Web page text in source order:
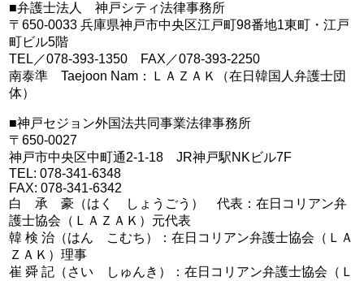
■弁護士法人 神戸シティ法律事務所
〒650-0033 兵庫県神戸市中央区江戸町98番地1東町・江戸
町ビル5階
TEL／078-393-1350 FAX／078-393-2250
南泰準 Taejoon Nam：ＬＡＺＡＫ（在日韓国人弁護士団
体）
■神戸セジョン外国法共同事業法律事務所
〒650-0027
神戸市中央区中町通2-1-18 JR神戸駅NKビル7F
TEL: 078-341-6348
FAX: 078-341-6342
白 承 豪（はく しょうごう） 代表：在日コリアン弁
護士協会（ＬＡＺＡＫ）元代表
韓 検 治（はん こむち）：在日コリアン弁護士協会（ＬＡ
ＺＡＫ）理事
崔 舜 記（さい しゅんき）：在日コリアン弁護士協会（Ｌ